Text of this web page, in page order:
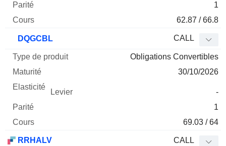
1
62.87 / 66.8
DQGCBL CALL
Obligations Convertibles
30/10/2026
-
1
69.03 / 64
RRHALV CALL